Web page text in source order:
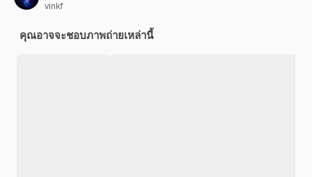
vinkf
คุณอาจจะชอบภาพถ่ายเหล่านี้